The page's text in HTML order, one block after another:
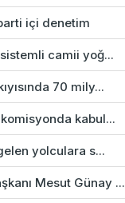
içi denetim
camii yoğ...
70 mily...
kabul...
yolculara s...
Mesut Günay ...